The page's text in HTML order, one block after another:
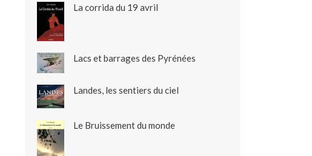
La corrida du 19 avril
Lacs et barrages des Pyrénées
Landes, les sentiers du ciel
Le Bruissement du monde